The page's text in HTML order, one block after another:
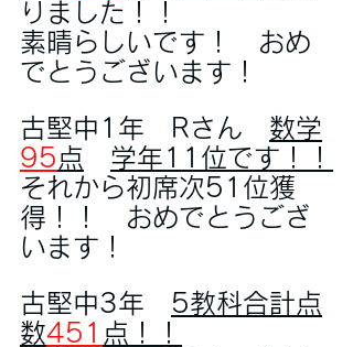
りました！！
素晴らしいです！　おめ
でとうございます！
古堅中1年　Rさん 数学
95 点
学年11位です！！
それから初席次51位獲
得！！　おめでとうござ
います！
古堅中3年 5教科合計点
数451 点！！